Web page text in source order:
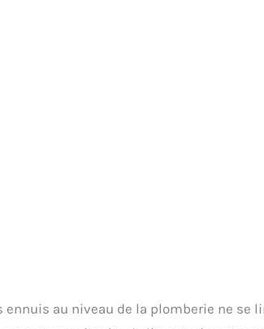
ennuis au niveau de la plomberie ne se